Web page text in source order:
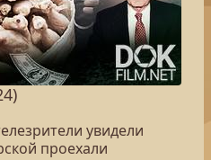
увидели
проехали